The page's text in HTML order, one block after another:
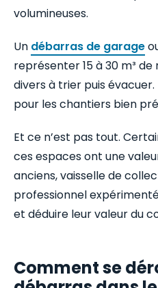
volumineuses.
Un débarras de garage
représenter 15 à 30 m³
divers à trier puis
pour les chantiers bien
Et ce n’est pas tout.
ces espaces ont une
anciens, vaisselle de
professionnel
et déduire leur valeur du
Comment se